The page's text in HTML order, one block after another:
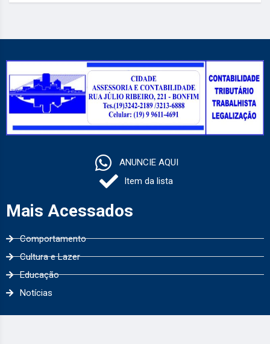
ANUNCIE AQUI
Item da lista
Mais Acessados
Comportamento
Cultura e Lazer
Educação
Notícias